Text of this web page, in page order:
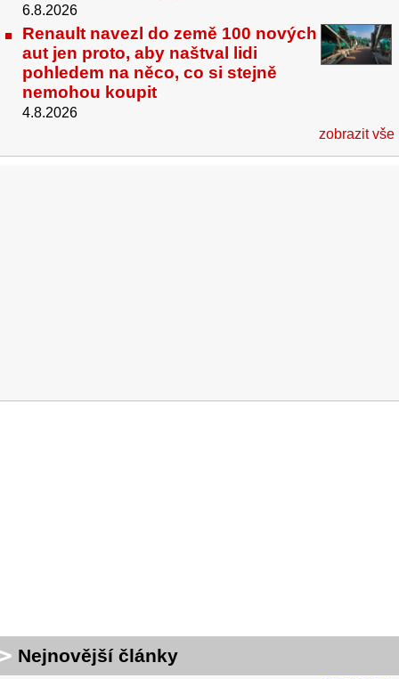
6.8.2026
Renault navezl do země 100 nových
aut jen proto, aby naštval lidi
pohledem na něco, co si stejně
nemohou koupit
4.8.2026
zobrazit vše
Nejnovější články